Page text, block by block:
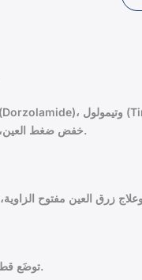
خفض ضغط العين، وإليكم كافة تفاصيل القطرة، وسعر قطرة العين زولامول.
توضَع قطرة زولامول في العين وِفق الجرعة التي يُقدّرها الطبيب.